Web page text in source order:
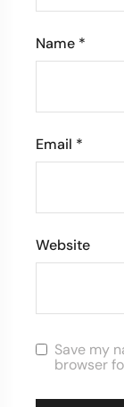
Name *
Email *
Website
Save my
browser